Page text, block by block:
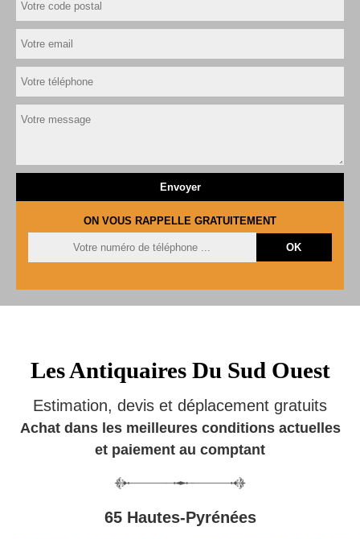
ON VOUS RAPPELLE GRATUITEMENT
Les Antiquaires Du Sud Ouest
Estimation, devis et déplacement gratuits
Achat dans les meilleures conditions actuelles
et paiement au comptant
65 Hautes-Pyrénées